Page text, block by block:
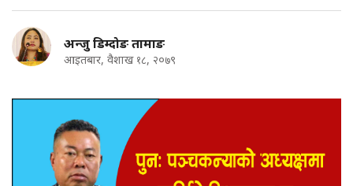
अन्जु डिम्दोङ तामाङ
आइतबार, वैशाख १८, २०७९